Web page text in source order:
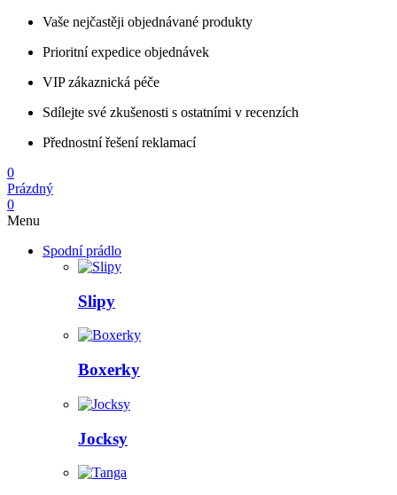
Vaše nejčastěji objednávané produkty
Prioritní expedice objednávek
VIP zákaznická péče
Sdílejte své zkušenosti s ostatními v recenzích
Přednostní řešení reklamací
0
Prázdný
0
Menu
Spodní prádlo
Slipy
Boxerky
Jocksy